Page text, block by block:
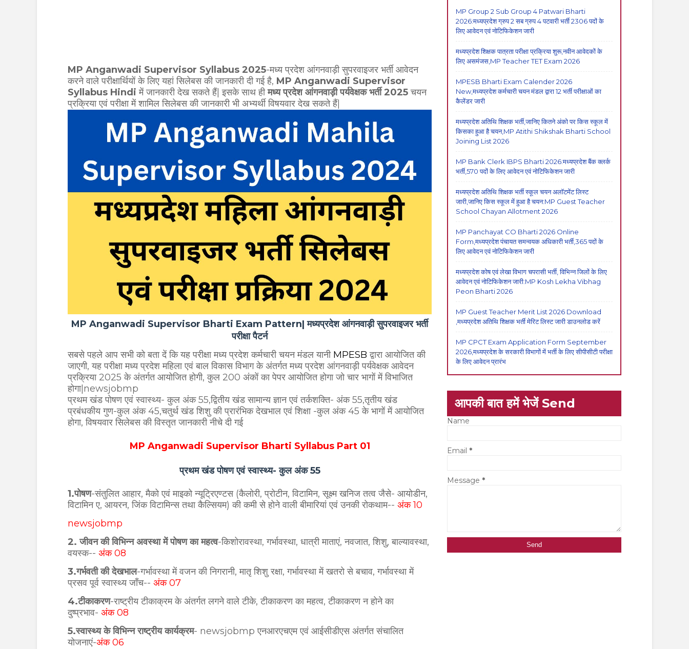
MP Anganwadi Supervisor Syllabus 2025-मध्य प्रदेश आंगनवाड़ी सुपरवाइजर भर्ती आवेदन
करने वाले परीक्षार्थियों के लिए यहां सिलेबस की जानकारी दी गई है, MP Anganwadi Supervisor
Syllabus Hindiमें जानकारी देख सकते हैं| इसके साथ हीमध्य प्रदेश आंगनवाड़ी पर्यवेक्षक भर्ती 2025चयन
प्रक्रिया एवं परीक्षा में शामिल सिलेबस की जानकारी भी अभ्यर्थी विषयवार देख सकते हैं|
MP Anganwadi Supervisor Bharti Exam Pattern| मध्यप्रदेश आंगनवाड़ी सुपरवाइजर भर्ती
परीक्षा पैटर्न
सबसे पहले आप सभी को बता दें कि यह परीक्षा मध्य प्रदेश कर्मचारी चयन मंडल यानी MPESB द्वारा आयोजित की
जाएगी, यह परीक्षा मध्य प्रदेश महिला एवं बाल विकास विभाग के अंतर्गत मध्य प्रदेश आंगनवाड़ी पर्यवेक्षक आवेदन
प्रक्रिया 2025 के अंतर्गत आयोजित होगी, कुल 200 अंकों का पेपर आयोजित होगा जो चार भागों में विभाजित
होगा|newsjobmp
प्रथम खंड पोषण एवं स्वास्थ्य- कुल अंक 55,द्वितीय खंड सामान्य ज्ञान एवं तर्कशक्ति- अंक 55,तृतीय खंड
प्रबंधकीय गुण-कुल अंक 45,चतुर्थ खंड शिशु की प्रारंभिक देखभाल एवं शिक्षा -कुल अंक 45 के भागों में आयोजित
होगा, विषयवार सिलेबस की विस्तृत जानकारी नीचे दी गई
MP Anganwadi Supervisor Bharti Syllabus Part 01
प्रथम खंड पोषण एवं स्वास्थ्य- कुल अंक 55
1.पोषण-संतुलित आहार, मैको एवं माइको न्यूट्रिएण्टस (कैलोरी, प्रोटीन, विटामिन, सूक्ष्म खनिज तत्व जैसे- आयोडीन,
विटामिन ए, आयरन, जिंक विटामिन्स तथा कैल्सियम) की कमी से होने वाली बीमारियां एवं उनकी रोकथाम-- अंक 10
newsjobmp
2. जीवन की विभिन्न अवस्था में पोषण का महत्व-किशोरावस्था, गर्भावस्था, धात्री माताएं, नवजात, शिशु, बाल्यावस्था,
वयस्क-- अंक 08
3.गर्भवती की देखभाल-गर्भावस्था में वजन की निगरानी, मातृ शिशु रक्षा, गर्भावस्था में खतरो से बचाव, गर्भावस्था में
प्रसव पूर्व स्वास्थ्य जाँच-- अंक 07
4.टीकाकरण-राष्ट्रीय टीकाक्रम के अंतर्गत लगने वाले टीके, टीकाकरण का महत्व, टीकाकरण न होने का
दुष्प्रभाव- अंक 08
5.स्वास्थ्य के विभिन्न राष्ट्रीय कार्यक्रम- newsjobmp एनआरएचएम एवं आईसीडीएस अंतर्गत संचालित
योजनाएं-अंक 06
MP Group 2 Sub Group 4 Patwari Bharti
2026:मध्यप्रदेश ग्रुप 2 सब ग्रुप 4 पटवारी भर्ती 2306 पदों के
लिए आवेदन एवं नोटिफिकेशन जारी
मध्यप्रदेश शिक्षक पात्रता परीक्षा प्रक्रिया शुरू,नवीन आवेदकों के
लिए असमंजस,MP Teacher TET Exam 2026
MPESB Bharti Exam Calender 2026
New,मध्यप्रदेश कर्मचारी चयन मंडल द्वारा 12 भर्ती परीक्षाओं का
कैलेंडर जारी
मध्यप्रदेश अतिथि शिक्षक भर्ती,जानिए कितने अंको पर किस स्कूल में
किसका हुआ है चयन,MP Atithi Shikshak Bharti School
Joining List 2026
MP Bank Clerk IBPS Bharti 2026:मध्यप्रदेश बैंक क्लर्क
भर्ती,570 पदों के लिए आवेदन एवं नोटिफिकेशन जारी
मध्यप्रदेश अतिथि शिक्षक भर्ती स्कूल चयन अलॉटमेंट लिस्ट
जारी,जानिए किस स्कूल में हुआ है चयन:MP Guest Teacher
School Chayan Allotment 2026
MP Panchayat CO Bharti 2026 Online
Form,मध्यप्रदेश पंचायत समन्वयक अधिकारी भर्ती,365 पदों के
लिए आवेदन एवं नोटिफिकेशन जारी
मध्यप्रदेश कोष एवं लेखा विभाग चपरासी भर्ती, विभिन्न जिलों के लिए
आवेदन एवं नोटिफिकेशन जारी:MP Kosh Lekha Vibhag
Peon Bharti 2026
MP Guest Teacher Merit List 2026 Download
,मध्यप्रदेश अतिथि शिक्षक भर्ती मेरिट लिस्ट जारी डाउनलोड करें
MP CPCT Exam Application Form September
2026,मध्यप्रदेश के सरकारी विभागों में भर्ती के लिए सीपीसीटी परीक्षा
के लिए आवेदन प्रारंभ
आपकी बात हमें भेजें Send
Name
Email *
Message *